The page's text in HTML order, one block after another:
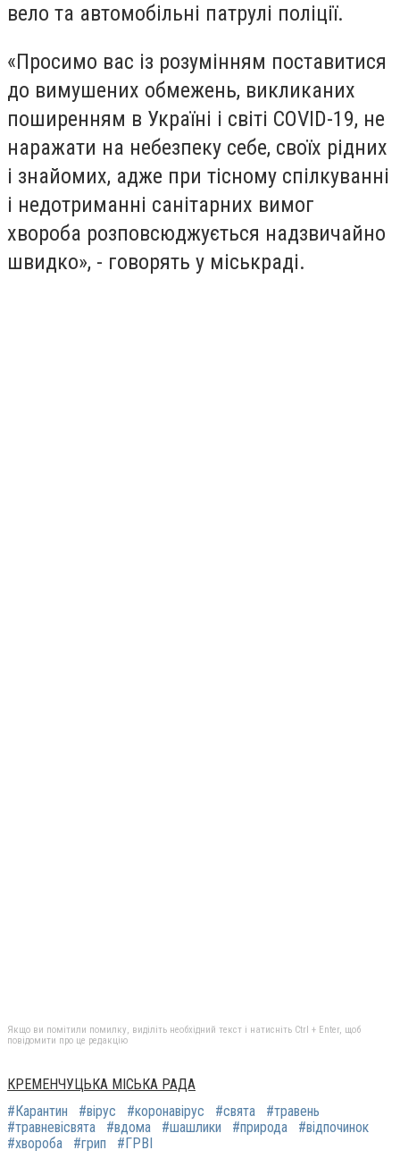
вело та автомобільні патрулі поліції.
«Просимо вас із розумінням поставитися
до вимушених обмежень, викликаних
поширенням в Україні і світі COVID-19, не
наражати на небезпеку себе, своїх рідних
і знайомих, адже при тісному спілкуванні
і недотриманні санітарних вимог
хвороба розповсюджується надзвичайно
швидко», - говорять у міськраді.
Якщо ви помітили помилку, виділіть необхідний текст і натисніть Ctrl + Enter, щоб
повідомити про це редакцію
КРЕМЕНЧУЦЬКА МІСЬКА РАДА
#Карантин
#вірус #коронавірус #свята
#травень
#травневісвята
#вдома #шашлики #природа
#відпочинок
#хвороба
#грип #ГРВІ